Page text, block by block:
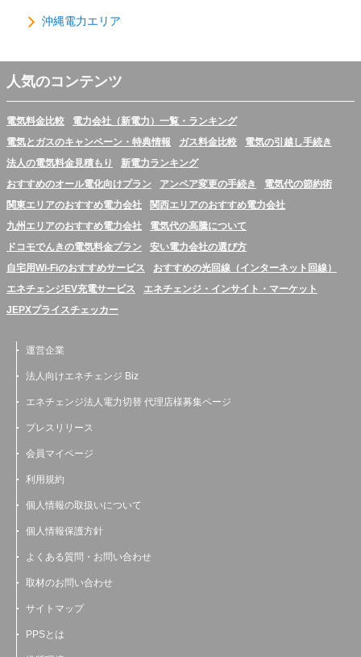
沖縄電力エリア
人気のコンテンツ
電気料金比較
電力会社（新電力）一覧・ランキング
電気とガスのキャンペーン・特典情報
ガス料金比較
電気の引越し手続き
法人の電気料金見積もり
新電力ランキング
おすすめのオール電化向けプラン
アンペア変更の手続き
電気代の節約術
関東エリアのおすすめ電力会社
関西エリアのおすすめ電力会社
九州エリアのおすすめ電力会社
電気代の高騰について
ドコモでんきの電気料金プラン
安い電力会社の選び方
自宅用Wi-Fiのおすすめサービス
おすすめの光回線（インターネット回線）
エネチェンジEV充電サービス
エネチェンジ・インサイト・マーケット
JEPXプライスチェッカー
運営企業
法人向けエネチェンジ Biz
エネチェンジ法人電力切替 代理店様募集ページ
プレスリリース
会員マイページ
利用規約
個人情報の取扱いについて
個人情報保護方針
よくある質問・お問い合わせ
取材のお問い合わせ
サイトマップ
PPSとは